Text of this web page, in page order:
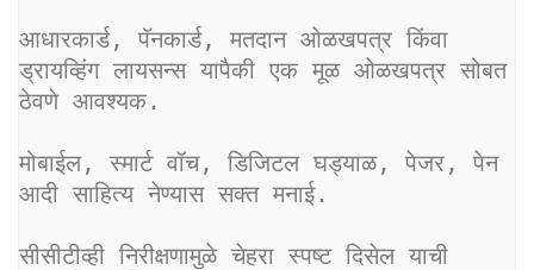
आधारकार्ड, पॅनकार्ड, मतदान ओळखपत्र किंवा
ड्रायव्हिंग लायसन्स यापैकी एक मूळ ओळखपत्र सोबत
ठेवणे आवश्यक.
मोबाईल, स्मार्ट वॉच, डिजिटल घड्याळ, पेजर, पेन
आदी साहित्य नेण्यास सक्त मनाई.
सीसीटीव्ही निरीक्षणामुळे चेहरा स्पष्ट दिसेल याची